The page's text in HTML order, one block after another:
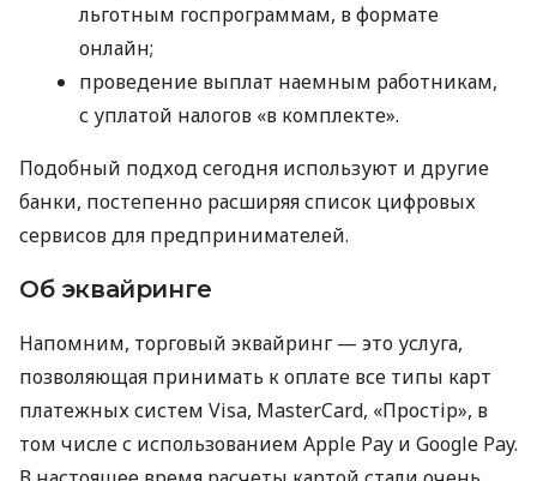
льготным госпрограммам, в формате
онлайн;
проведение выплат наемным работникам,
с уплатой налогов «в комплекте».
Подобный подход сегодня используют и другие
банки, постепенно расширяя список цифровых
сервисов для предпринимателей.
Об эквайринге
Напомним, торговый эквайринг — это услуга,
позволяющая принимать к оплате все типы карт
платежных систем Visa, MasterCard, «Простір», в
том числе с использованием Apple Pay и Google Pay.